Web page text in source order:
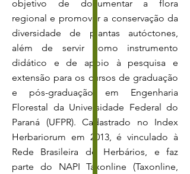
objetivo de documentar a flora
regional e promover a conservação da
diversidade de plantas autóctones,
além de servir como instrumento
didático e de apoio à pesquisa e
extensão para os cursos de graduação
e pós-graduação em Engenharia
Florestal da Universidade Federal do
Paraná (UFPR). Cadastrado no Index
Herbariorum em 2013, é vinculado à
Rede Brasileira de Herbários, e faz
parte do NAPI Taxonline (Taxonline,